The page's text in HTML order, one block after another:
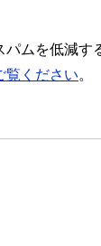
パムを低減す
覧ください。